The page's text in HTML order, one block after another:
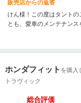
販売店からの返答
けん様！この度はタント
とも、愛車のメンテナン
ホンダフィット を購入
トラヴィック
総合評価